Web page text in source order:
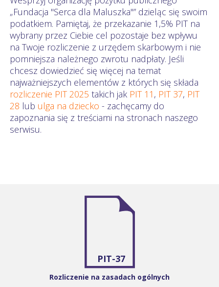
„Fundacja "Serca dla Maluszka"” dzieląc się swoim
podatkiem. Pamiętaj, że przekazanie 1,5% PIT na
wybrany przez Ciebie cel pozostaje bez wpływu
na Twoje rozliczenie z urzędem skarbowym i nie
pomniejsza należnego zwrotu nadpłaty. Jeśli
chcesz dowiedzieć się więcej na temat
najważniejszych elementów z których się składa
rozliczenie PIT 2025 takich jak PIT 11 , PIT 37, PIT
28 lub ulga na dziecko - zachęcamy do
zapoznania się z treściami na stronach naszego
serwisu.
PIT-37
Rozliczenie na zasadach ogólnych